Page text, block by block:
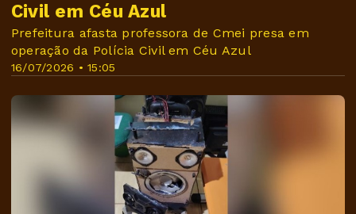
16/07/2026 • 15:05
Civil em Céu Azul
Prefeitura afasta professora de Cmei presa em
operação da Polícia Civil em Céu Azul